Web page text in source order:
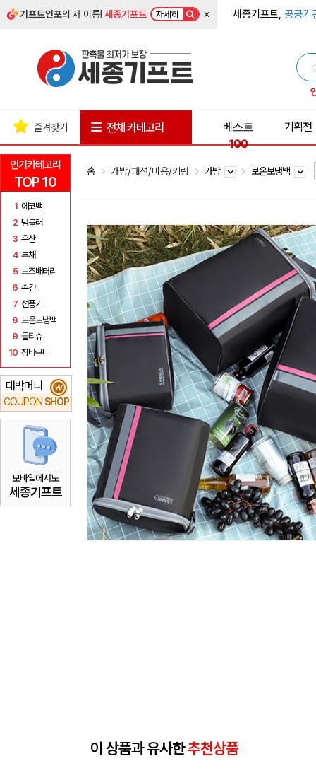
기프트인포의 새 이름!세종기프트 자세히 × 세종기프트, 공공기
인기카테고리
TOP 10
1 에코백
2 텀블러
3 우산
4 부채
5 보조배터리
6 수건
7 선풍기
8 보온보냉백
9 물티슈
10 장바구니
대박머니
COUPON SHOP
₩
모바일에서도
세종기프트
즐겨찾기 전체 카테고리
베스트
100
기획전
홈 가방/패션/미용/키링 가방 보온보냉백
이 상품과 유사한추천상품